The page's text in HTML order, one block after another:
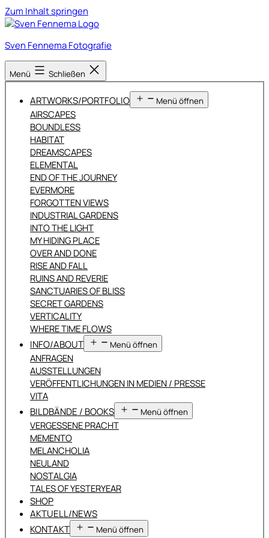
Zum Inhalt springen
Sven Fennema Fotografie
Menü Schließen
ARTWORKS/PORTFOLIO Menü öffnen
AIRSCAPES
BOUNDLESS
HABITAT
DREAMSCAPES
ELEMENTAL
END OF THE JOURNEY
EVERMORE
FORGOTTEN VIEWS
INDUSTRIAL GARDENS
INTO THE LIGHT
MY HIDING PLACE
OVER AND DONE
RISE AND FALL
RUINS AND REVERIE
SANCTUARIES OF BLISS
SECRET GARDENS
VERTICALITY
WHERE TIME FLOWS
INFO/ABOUT Menü öffnen
ANFRAGEN
AUSSTELLUNGEN
VERÖFFENTLICHUNGEN IN MEDIEN / PRESSE
VITA
BILDBÄNDE / BOOKS Menü öffnen
VERGESSENE PRACHT
MEMENTO
MELANCHOLIA
NEULAND
NOSTALGIA
TALES OF YESTERYEAR
SHOP
AKTUELL/NEWS
KONTAKT
Menü öffnen